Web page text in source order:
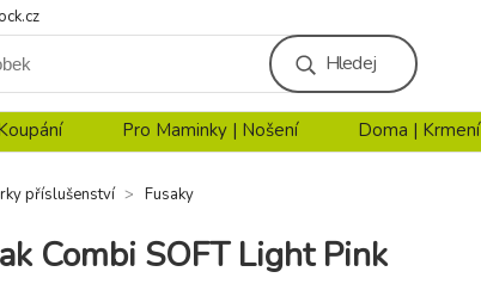
Hledej
Pro Maminky | Nošení Doma | Krmení
příslušenství Fusaky
Combi SOFT Light Pink